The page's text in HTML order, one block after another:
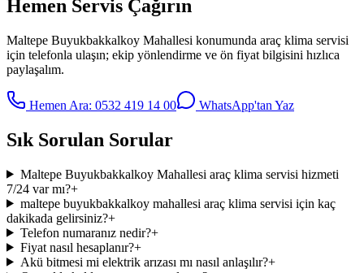
Hemen Servis Çağırın
Maltepe Buyukbakkalkoy Mahallesi konumunda araç klima servisi
için telefonla ulaşın; ekip yönlendirme ve ön fiyat bilgisini hızlıca
paylaşalım.
Hemen Ara: 0532 419 14 00 WhatsApp'tan Yaz
Sık Sorulan Sorular
Maltepe Buyukbakkalkoy Mahallesi araç klima servisi hizmeti
7/24 var mı?+
maltepe buyukbakkalkoy mahallesi araç klima servisi için kaç
dakikada gelirsiniz?+
Telefon numaranız nedir?+
Fiyat nasıl hesaplanır?+
Akü bitmesi mi elektrik arızası mı nasıl anlaşılır?+